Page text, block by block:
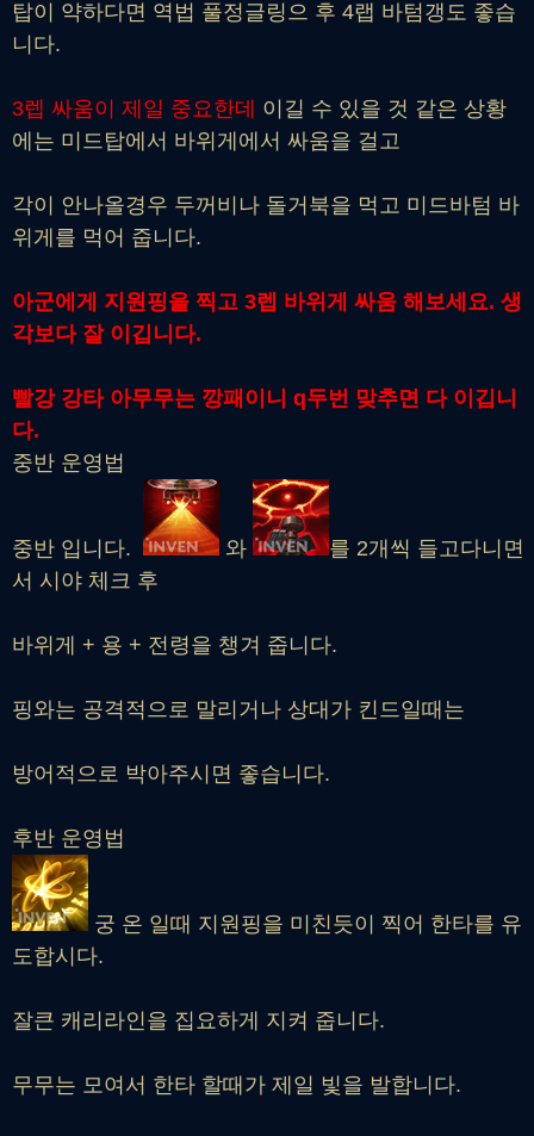
탑이 약하다면 역법 풀정글링으 후 4랩 바텀갱도 좋습
니다.
3렙 싸움이 제일 중요한데
이길 수 있을 것 같은 상황
에는 미드탑에서 바위게에서 싸움을 걸고
각이 안나올경우 두꺼비나 돌거북을 먹고 미드바텀 바
위게를 먹어 줍니다.
아군에게 지원핑을 찍고 3렙 바위게 싸움 해보세요. 생
각보다 잘 이깁니다.
빨강 강타 아무무는 깡패이니 q두번 맞추면 다 이깁니
다.
중반 운영법
중반 입니다. 와
를 2개씩 들고다니면
서 시야 체크 후
바위게 + 용 + 전령을 챙겨 줍니다.
핑와는 공격적으로 말리거나 상대가 킨드일때는
방어적으로 박아주시면 좋습니다.
후반 운영법
궁 온 일때 지원핑을 미친듯이 찍어 한타를 유
도합시다.
잘큰 캐리라인을 집요하게 지켜 줍니다.
무무는 모여서 한타 할때가 제일 빛을 발합니다.